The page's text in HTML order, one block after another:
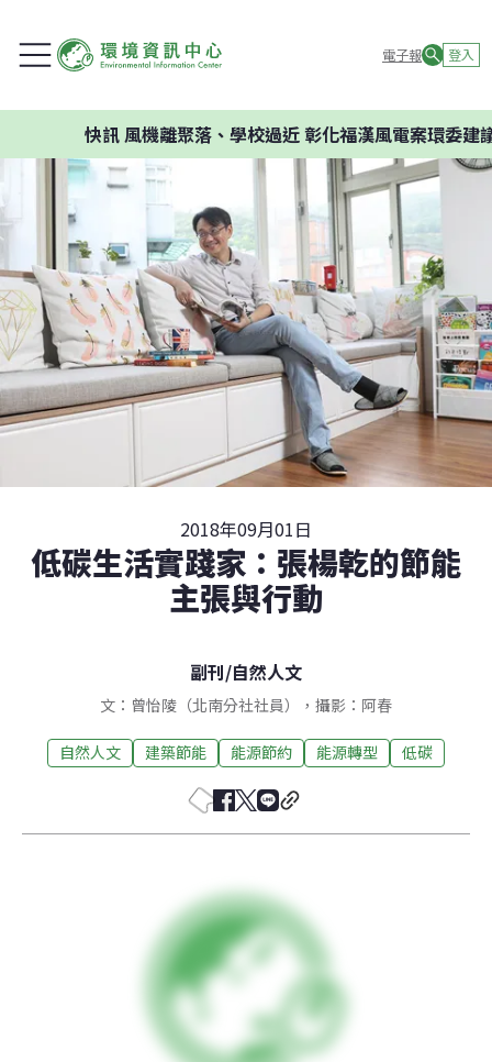
電子報 登入
風機離聚落、學校過近 彰化福漢風電案環委建議不應開發
2018年09月01日
低碳生活實踐家：張楊乾的節能
主張與行動
副刊/自然人文
文：曾怡陵（北南分社社員），攝影：阿春
自然人文 建築節能 能源節約 能源轉型 低碳